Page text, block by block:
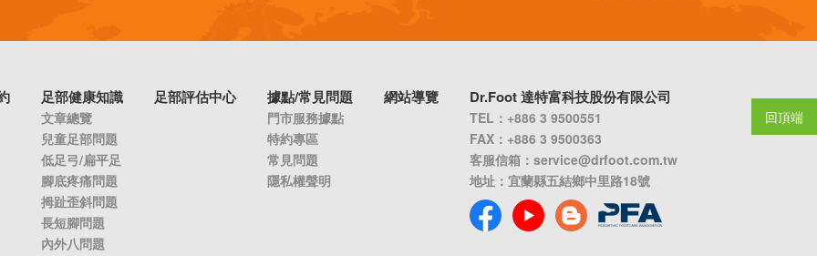
回頂端
足部健康知識
文章總覽
兒童足部問題
低足弓/扁平足
腳底疼痛問題
拇趾歪斜問題
長短腳問題
內外八問題
足部評估中心 據點/常見問題
門市服務據點
特約專區
常見問題
隱私權聲明
網站導覽 Dr.Foot 達特富科技股份有限公司
TEL：+886 3 9500551
FAX：+886 3 9500363
客服信箱： service@drfoot.com.tw
地址：宜蘭縣五結鄉中里路18號